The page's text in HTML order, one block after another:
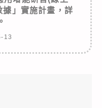
」實施計畫，詳
13